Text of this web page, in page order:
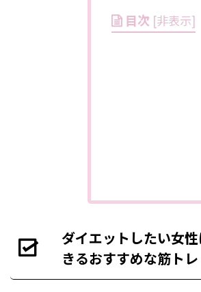
目次 [非表示]
ダイエットしたい女
きるおすすめな筋トレ